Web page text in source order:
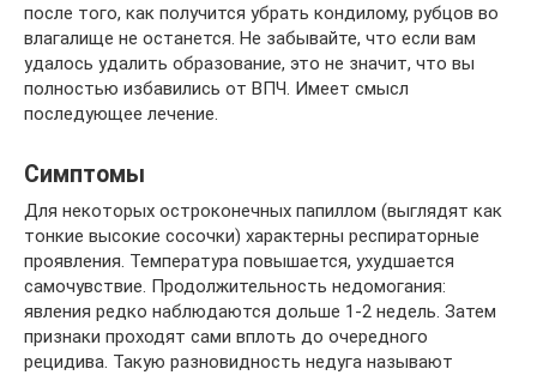
после того, как получится убрать кондилому, рубцов во
влагалище не останется. Не забывайте, что если вам
удалось удалить образование, это не значит, что вы
полностью избавились от ВПЧ. Имеет смысл
последующее лечение.
Симптомы
Для некоторых остроконечных папиллом (выглядят как
тонкие высокие сосочки) характерны респираторные
проявления. Температура повышается, ухудшается
самочувствие. Продолжительность недомогания:
явления редко наблюдаются дольше 1-2 недель. Затем
признаки проходят сами вплоть до очередного
рецидива. Такую разновидность недуга называют